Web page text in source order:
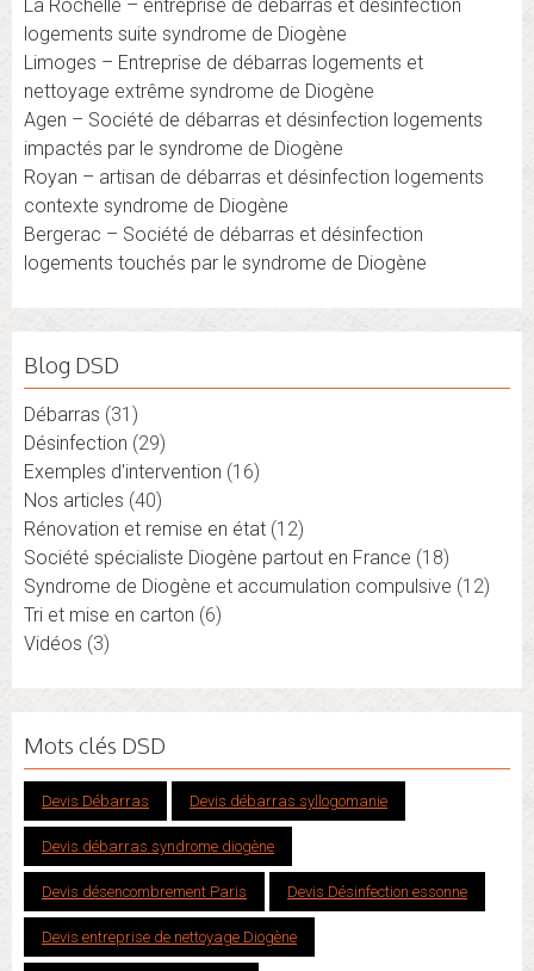
La Rochelle – entreprise de débarras et désinfection
logements suite syndrome de Diogène
Limoges – Entreprise de débarras logements et
nettoyage extrême syndrome de Diogène
Agen – Société de débarras et désinfection logements
impactés par le syndrome de Diogène
Royan – artisan de débarras et désinfection logements
contexte syndrome de Diogène
Bergerac – Société de débarras et désinfection
logements touchés par le syndrome de Diogène
Blog DSD
Débarras (31)
Désinfection (29)
Exemples d'intervention (16)
Nos articles (40)
Rénovation et remise en état (12)
Société spécialiste Diogène partout en France (18)
Syndrome de Diogène et accumulation compulsive (12)
Tri et mise en carton (6)
Vidéos (3)
Mots clés DSD
Devis Débarras Devis débarras syllogomanie
Devis débarras syndrome diogène
Devis désencombrement Paris Devis Désinfection essonne
Devis entreprise de nettoyage Diogène